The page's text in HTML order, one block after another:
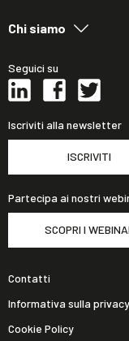
Chi siamo
Seguici su
Iscriviti alla newsletter
ISCRIVITI
Partecipa ai nostri
SCOPRI I
Contatti
Informativa sulla privacy
Cookie Policy